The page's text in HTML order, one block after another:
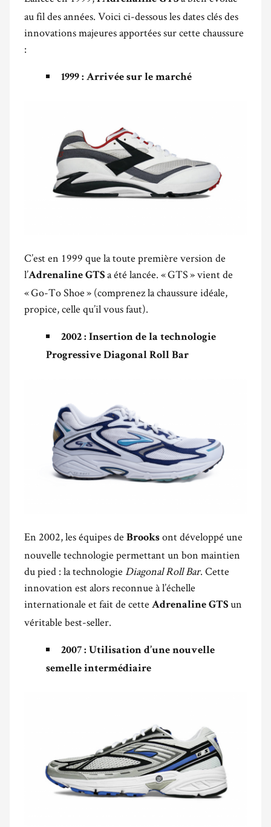
au fil des années. Voici ci-dessous les dates clés des
innovations majeures apportées sur cette chaussure
:
1999 : Arrivée sur le marché
C’est en 1999 que la toute première version de
l’Adrenaline GTS a été lancée. « GTS » vient de
« Go-To Shoe » (comprenez la chaussure idéale,
propice, celle qu’il vous faut).
2002 : Insertion de la technologie
Progressive Diagonal Roll Bar
En 2002, les équipes de Brooks ont développé une
nouvelle technologie permettant un bon maintien
du pied : la technologie Diagonal Roll Bar. Cette
innovation est alors reconnue à l’échelle
internationale et fait de cette Adrenaline GTS un
véritable best-seller.
2007 : Utilisation d’une nouvelle
semelle intermédiaire